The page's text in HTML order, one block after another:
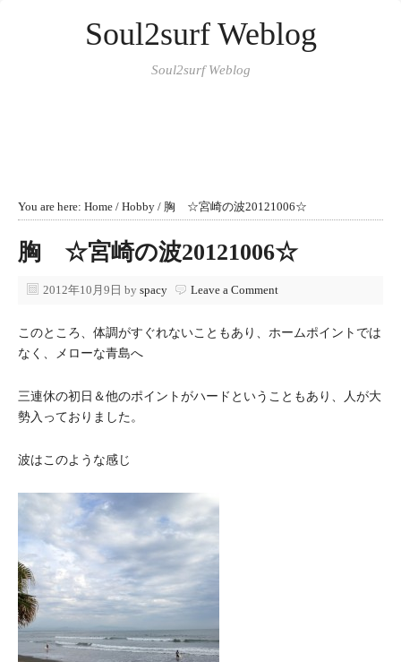
Soul2surf Weblog
Soul2surf Weblog
You are here: Home / Hobby / 胸 ☆宮崎の波20121006☆
胸 ☆宮崎の波20121006☆
2012年10月9日 by spacy Leave a Comment
このところ、体調がすぐれないこともあり、ホームポイントでは
なく、メローな青島へ
三連休の初日＆他のポイントがハードということもあり、人が大
勢入っておりました。
波はこのような感じ